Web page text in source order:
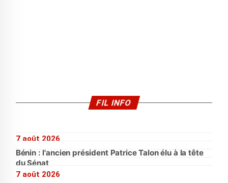
FIL INFO
7 août 2026
Bénin : l'ancien président Patrice Talon élu à la tête
du Sénat
7 août 2026